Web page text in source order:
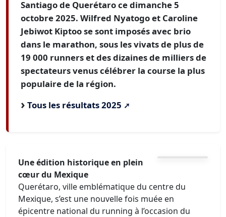
Santiago de Querétaro ce dimanche 5
octobre 2025. Wilfred Nyatogo et Caroline
Jebiwot Kiptoo se sont imposés avec brio
dans le marathon, sous les vivats de plus de
19 000 runners et des dizaines de milliers de
spectateurs venus célébrer la course la plus
populaire de la région.
Tous les résultats 2025
Une édition historique en plein
cœur du Mexique
Querétaro, ville emblématique du centre du
Mexique, s’est une nouvelle fois muée en
épicentre national du running à l’occasion du